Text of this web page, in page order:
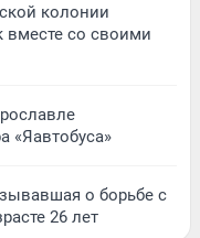
колонии
со своими
«Яавтобуса»
о борьбе с
26 лет